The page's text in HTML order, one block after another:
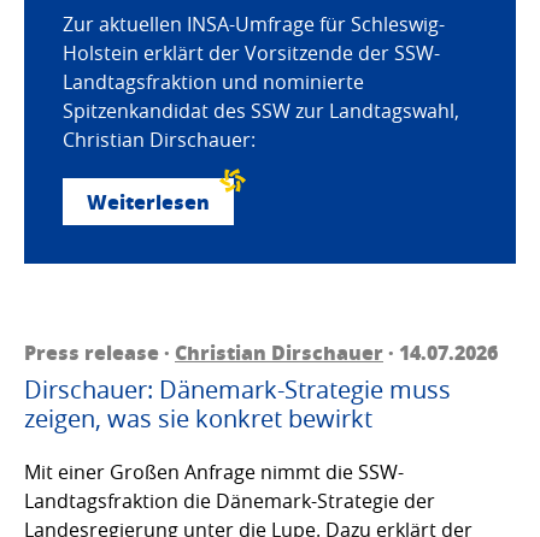
Zur aktuellen INSA-Umfrage für Schleswig-
Holstein erklärt der Vorsitzende der SSW-
Landtagsfraktion und nominierte
Spitzenkandidat des SSW zur Landtagswahl,
Christian Dirschauer:
Weiterlesen
Press release · Christian Dirschauer· 14.07.2026
Dirschauer: Dänemark-Strategie muss
zeigen, was sie konkret bewirkt
Mit einer Großen Anfrage nimmt die SSW-
Landtagsfraktion die Dänemark-Strategie der
Landesregierung unter die Lupe. Dazu erklärt der